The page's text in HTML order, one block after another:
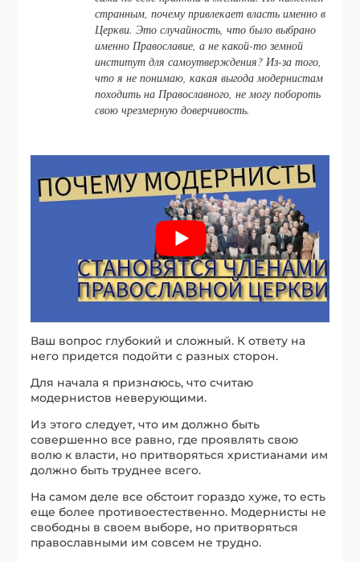
странным, почему привлекает власть именно в
Церкви. Это случайность, что было выбрано
именно Православие, а не какой-то земной
институт для самоутверждения? Из-за того,
что я не понимаю, какая выгода модернистам
походить на Православного, не могу побороть
свою чрезмерную доверчивость.
Ваш вопрос глубокий и сложный. К ответу на
него придется подойти с разных сторон.
Для начала я признаюсь, что считаю
модернистов неверующими.
Из этого следует, что им должно быть
совершенно все равно, где проявлять свою
волю к власти, но притворяться христианами им
должно быть труднее всего.
На самом деле все обстоит гораздо хуже, то есть
еще более противоестественно. Модернисты не
свободны в своем выборе, но притворяться
православными им совсем не трудно.